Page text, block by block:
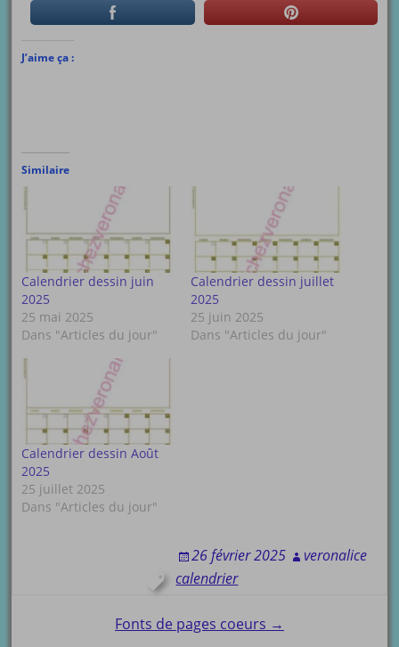
J’aime ça :
Similaire
Calendrier dessin juin
2025
25 mai 2025
Dans "Articles du jour"
Calendrier dessin juillet
2025
25 juin 2025
Dans "Articles du jour"
Calendrier dessin Août
2025
25 juillet 2025
Dans "Articles du jour"
26 février 2025
veronalice
calendrier
Fonts de pages coeurs →